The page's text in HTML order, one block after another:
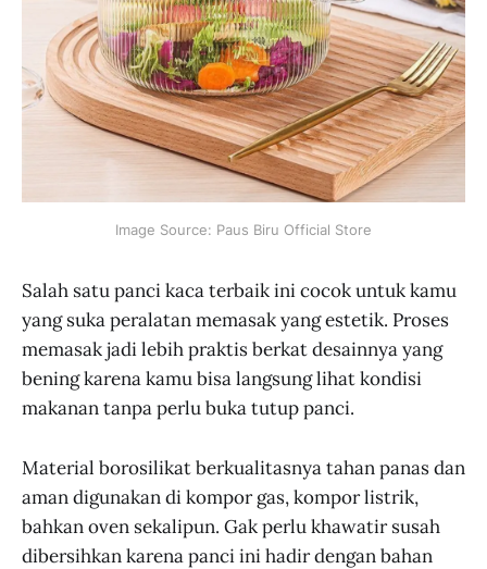
Image Source: Paus Biru Official Store
Salah satu panci kaca terbaik ini cocok untuk kamu
yang suka peralatan memasak yang estetik. Proses
memasak jadi lebih praktis berkat desainnya yang
bening karena kamu bisa langsung lihat kondisi
makanan tanpa perlu buka tutup panci.
Material borosilikat berkualitasnya tahan panas dan
aman digunakan di kompor gas, kompor listrik,
bahkan oven sekalipun. Gak perlu khawatir susah
dibersihkan karena panci ini hadir dengan bahan